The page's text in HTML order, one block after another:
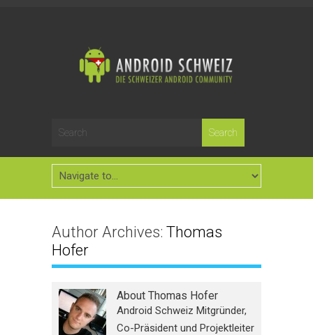
Author Archives: Thomas
Hofer
About Thomas Hofer
Android Schweiz Mitgründer,
Co-Präsident und Projektleiter